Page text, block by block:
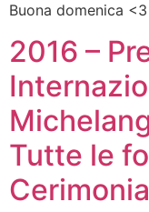
Buona domenica
2016 –
Tutte le